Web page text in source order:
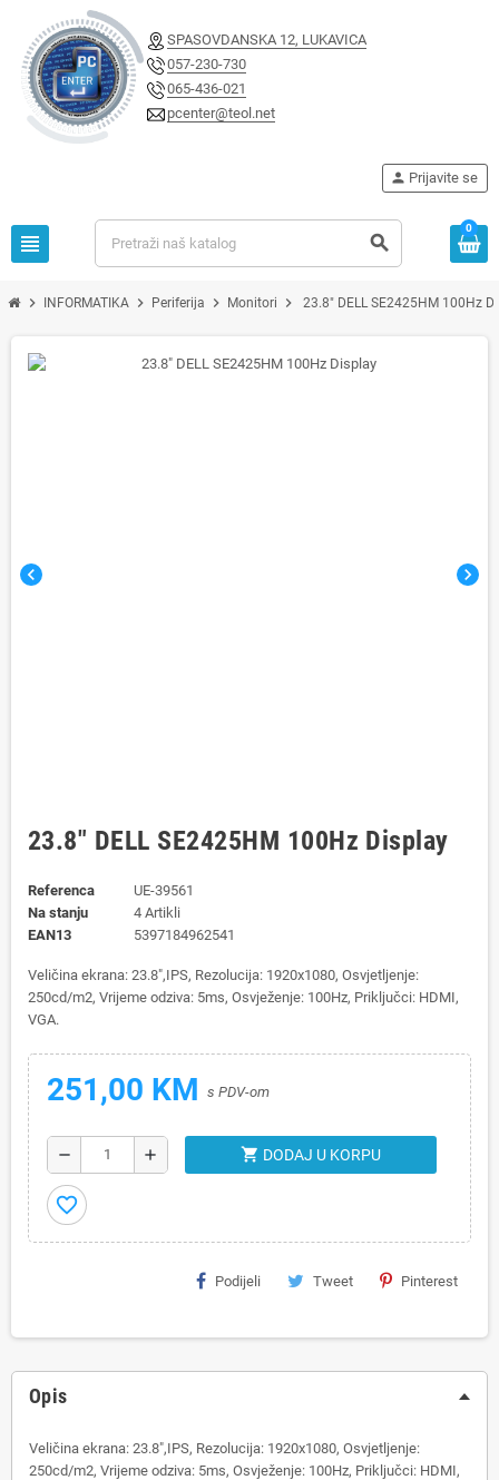
SPASOVDANSKA 12, LUKAVICA
057-230-730
065-436-021
pcenter@teol.net
view_headline search
person Prijavite se
0
chevron_right INFORMATIKA chevron_right Periferija chevron_right Monitori chevron_right 23.8" DELL SE2425HM 100Hz
chevron_left chevron_right
23.8" DELL SE2425HM 100Hz Display
Referenca
UE-39561
Na stanju
4 Artikli
EAN13
5397184962541
Veličina ekrana: 23.8",IPS, Rezolucija: 1920x1080, Osvjetljenje:
250cd/m2, Vrijeme odziva: 5ms, Osvježenje: 100Hz, Priključci: HDMI,
VGA.
251,00 KM s PDV-om
remove add shopping_cart DODAJ U KORPU
favorite_border
Podijeli Tweet Pinterest
Opis
Veličina ekrana: 23.8",IPS, Rezolucija: 1920x1080, Osvjetljenje:
250cd/m2, Vrijeme odziva: 5ms, Osvježenje: 100Hz, Priključci: HDMI,